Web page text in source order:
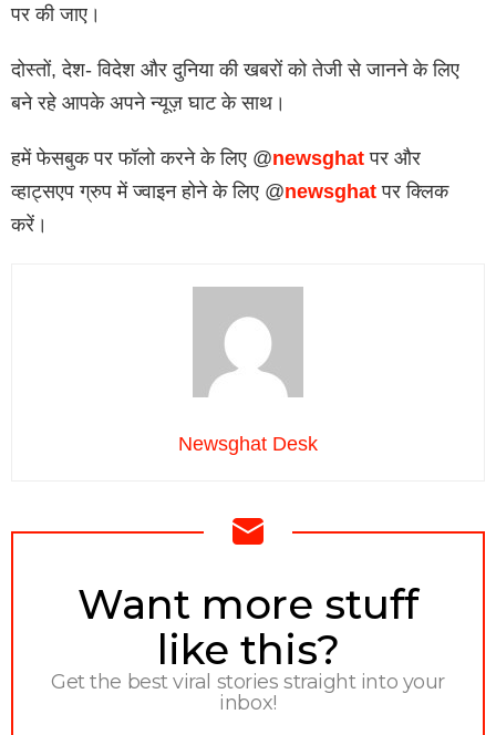
पर की जाए।
दोस्तों, देश- विदेश और दुनिया की खबरों को तेजी से जानने के लिए
बने रहे आपके अपने न्यूज़ घाट के साथ।
हमें फेसबुक पर फॉलो करने के लिए @newsghat पर और
व्हाट्सएप ग्रुप में ज्वाइन होने के लिए @newsghat पर क्लिक
करें।
Newsghat Desk
NEWSLETTER
Want more stuff
like this?
Get the best viral stories straight into your
inbox!